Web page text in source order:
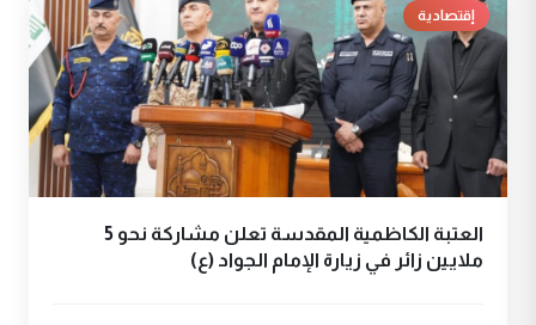
إقتصادية
العتبة الكاظمية المقدسة تعلن مشاركة نحو 5
ملايين زائر في زيارة الإمام الجواد (ع)